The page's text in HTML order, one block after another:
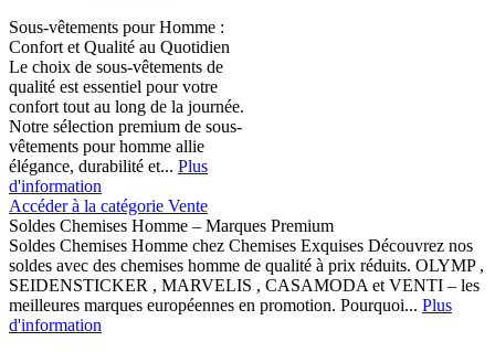
Sous-vêtements pour Homme :
Confort et Qualité au Quotidien
Le choix de sous-vêtements de
qualité est essentiel pour votre
confort tout au long de la journée.
Notre sélection premium de sous-
vêtements pour homme allie
élégance, durabilité et... Plus
d'information
Accéder à la catégorie Vente
Soldes Chemises Homme – Marques Premium
Soldes Chemises Homme chez Chemises Exquises Découvrez nos
soldes avec des chemises homme de qualité à prix réduits. OLYMP ,
SEIDENSTICKER , MARVELIS , CASAMODA et VENTI – les
meilleures marques européennes en promotion. Pourquoi... Plus
d'information